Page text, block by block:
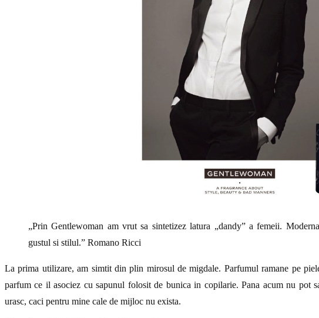
„Prin Gentlewoman am vrut sa sintetizez latura „dandy” a femeii.
gustul si stilul.” Romano Ricci
La prima utilizare, am simtit din plin mirosul de migdale. Parfumul ramane pe
parfum ce il asociez cu sapunul folosit de bunica in copilarie. Pana acum nu pot
urasc, caci pentru mine cale de mijloc nu exista.